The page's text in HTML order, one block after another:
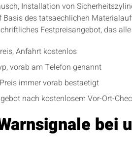
Installation von
des tatsaechlichen
Festpreisangebot, das
Anfahrt kostenlos
vorab am Telefon genannt
immer vorab bestaetigt
nach kostenlosem Vor-Ort-
bei